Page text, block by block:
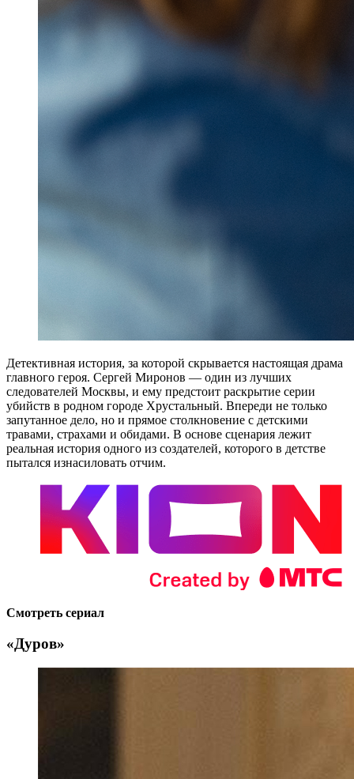
Детективная история, за которой скрывается настоящая драма
главного героя. Сергей Миронов — один из лучших
следователей Москвы, и ему предстоит раскрытие серии
убийств в родном городе Хрустальный. Впереди не только
запутанное дело, но и прямое столкновение с детскими
травами, страхами и обидами. В основе сценария лежит
реальная история одного из создателей, которого в детстве
пытался изнасиловать отчим.
Смотреть сериал
«Дуров»